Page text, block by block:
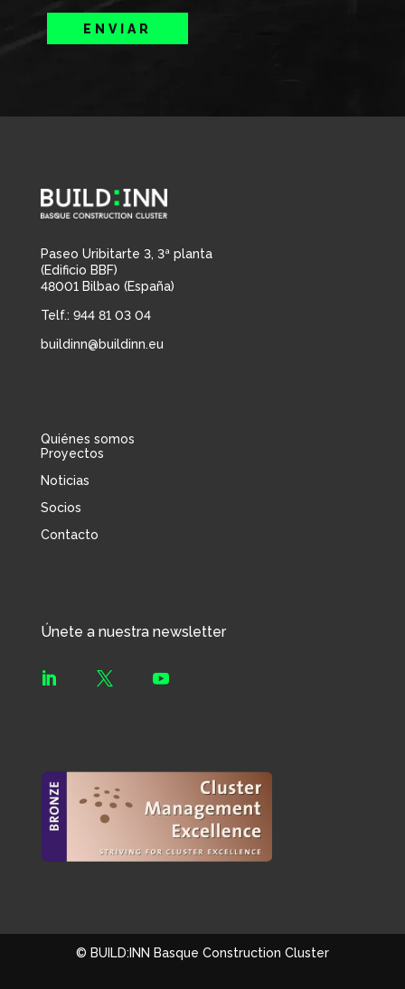
ENVIAR
Paseo Uribitarte 3, 3ª planta
(Edificio BBF)
48001 Bilbao (España)
Telf.: 944 81 03 04
buildinn@buildinn.eu
Quiénes somos
Proyectos
Noticias
Socios
Contacto
Únete a nuestra newsletter
  
© BUILD:INN Basque Construction Cluster